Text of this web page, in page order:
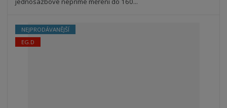
NEJPRODÁVANĚJŠÍ
EG.D